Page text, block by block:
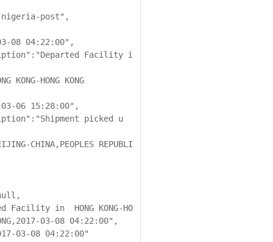
KONG,2017-03-08 04:22:00",